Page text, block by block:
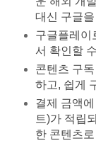
대신 구글
구글플레이
서 확인할
콘텐츠 구
하고, 쉽게
결제 금액
트)가 적립
한 콘텐츠